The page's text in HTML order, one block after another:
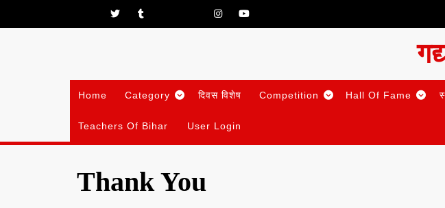
Facebook
Twitter LinkedinInstagramYoutube
Home Category दिवस विशेष Competition Hall Of Fame
Teachers Of Bihar User Login
Thank You